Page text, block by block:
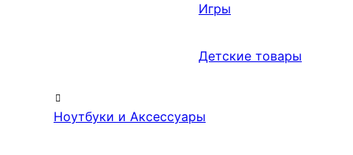
Игры
Детские товары
Ноутбуки и Аксессуары